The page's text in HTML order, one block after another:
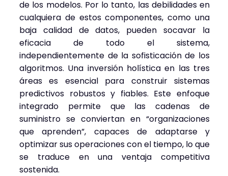
de los modelos. Por lo tanto, las debilidades en
cualquiera de estos componentes, como una
baja calidad de datos, pueden socavar la
eficacia de todo el sistema,
independientemente de la sofisticación de los
algoritmos. Una inversión holística en las tres
áreas es esencial para construir sistemas
predictivos robustos y fiables. Este enfoque
integrado permite que las cadenas de
suministro se conviertan en “organizaciones
que aprenden”, capaces de adaptarse y
optimizar sus operaciones con el tiempo, lo que
se traduce en una ventaja competitiva
sostenida.